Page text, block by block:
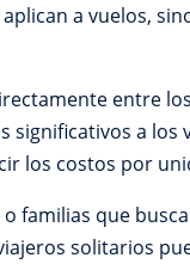
a vuelos,
entre
a los
los costos por
familias que
solitarios